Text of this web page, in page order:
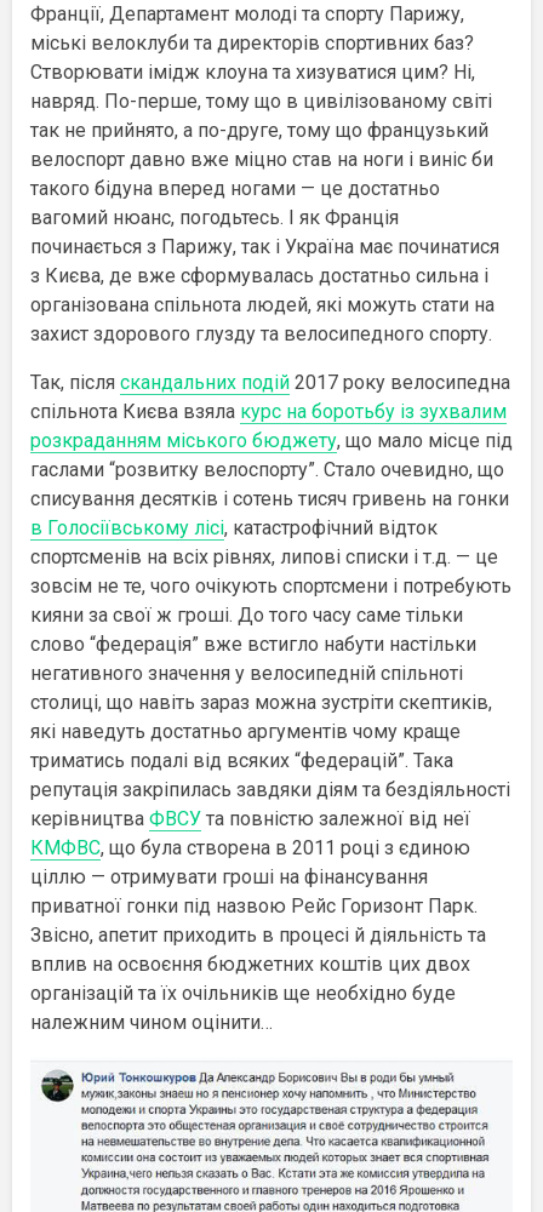
Франції, Департамент молоді та спорту Парижу,
міські велоклуби та директорів спортивних баз?
Створювати імідж клоуна та хизуватися цим? Ні,
навряд. По-перше, тому що в цивілізованому світі
так не прийнято, а по-друге, тому що французький
велоспорт давно вже міцно став на ноги і виніс би
такого бідуна вперед ногами — це достатньо
вагомий нюанс, погодьтесь. І як Франція
починається з Парижу, так і Україна має починатися
з Києва, де вже сформувалась достатньо сильна і
організована спільнота людей, які можуть стати на
захист здорового глузду та велосипедного спорту.
Так, після скандальних подій 2017 року велосипедна
спільнота Києва взяла курс на боротьбу із зухвалим
розкраданням міського бюджету, що мало місце під
гаслами “розвитку велоспорту”. Стало очевидно, що
списування десятків і сотень тисяч гривень на гонки
в Голосіївському лісі, катастрофічний відток
спортсменів на всіх рівнях, липові списки і т.д. — це
зовсім не те, чого очікують спортсмени і потребують
кияни за свої ж гроші. До того часу саме тільки
слово “федерація” вже встигло набути настільки
негативного значення у велосипедній спільноті
столиці, що навіть зараз можна зустріти скептиків,
які наведуть достатньо аргументів чому краще
триматись подалі від всяких “федерацій”. Така
репутація закріпилась завдяки діям та бездіяльності
керівництва ФВСУ та повністю залежної від неї
КМФВС, що була створена в 2011 році з єдиною
ціллю — отримувати гроші на фінансування
приватної гонки під назвою Рейс Горизонт Парк.
Звісно, апетит приходить в процесі й діяльність та
вплив на освоєння бюджетних коштів цих двох
організацій та їх очільників ще необхідно буде
належним чином оцінити…